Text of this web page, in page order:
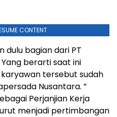
CONTENT
dulu bagian dari PT
berarti saat ini
tersebut sudah
Nusantara. ”
Perjanjian Kerja
menjadi pertimbangan